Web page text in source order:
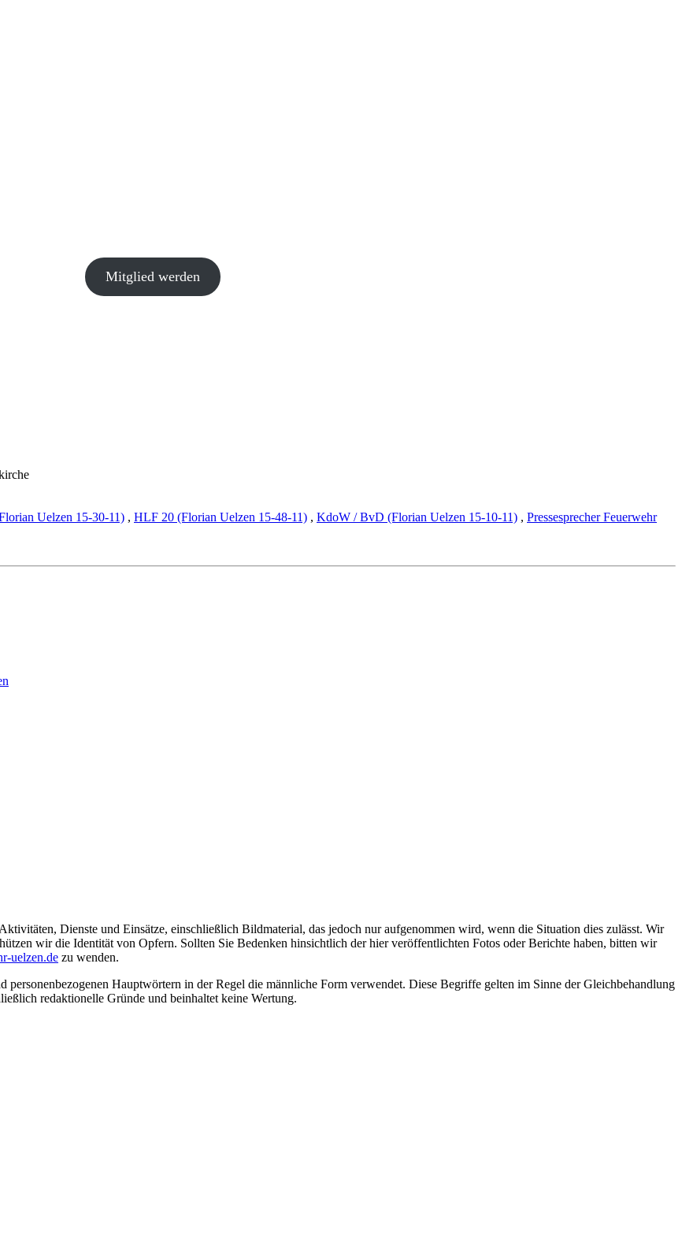
Mitglied werden
Uelzen 15-30-11) , HLF 20 (Florian Uelzen 15-48-11) , KdoW / BvD (Florian Uelzen 15-10-11) , Pressesprecher Feuerwehr
Dienste und Einsätze, einschließlich Bildmaterial, das jedoch nur aufgenommen wird, wenn die Situation dies zulässt. Wir
wir die Identität von Opfern. Sollten Sie Bedenken hinsichtlich der hier veröffentlichten Fotos oder Berichte haben, bitten wir
uelzen.de zu wenden.
personenbezogenen Hauptwörtern in der Regel die männliche Form verwendet. Diese Begriffe gelten im Sinne der Gleichbehandlung
redaktionelle Gründe und beinhaltet keine Wertung.